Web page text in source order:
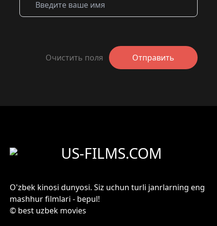
Очистить поля Отправить
US-FILMS.COM
O'zbek kinosi dunyosi. Siz uchun turli janrlarning eng
mashhur filmlari - bepul!
© best uzbek movies